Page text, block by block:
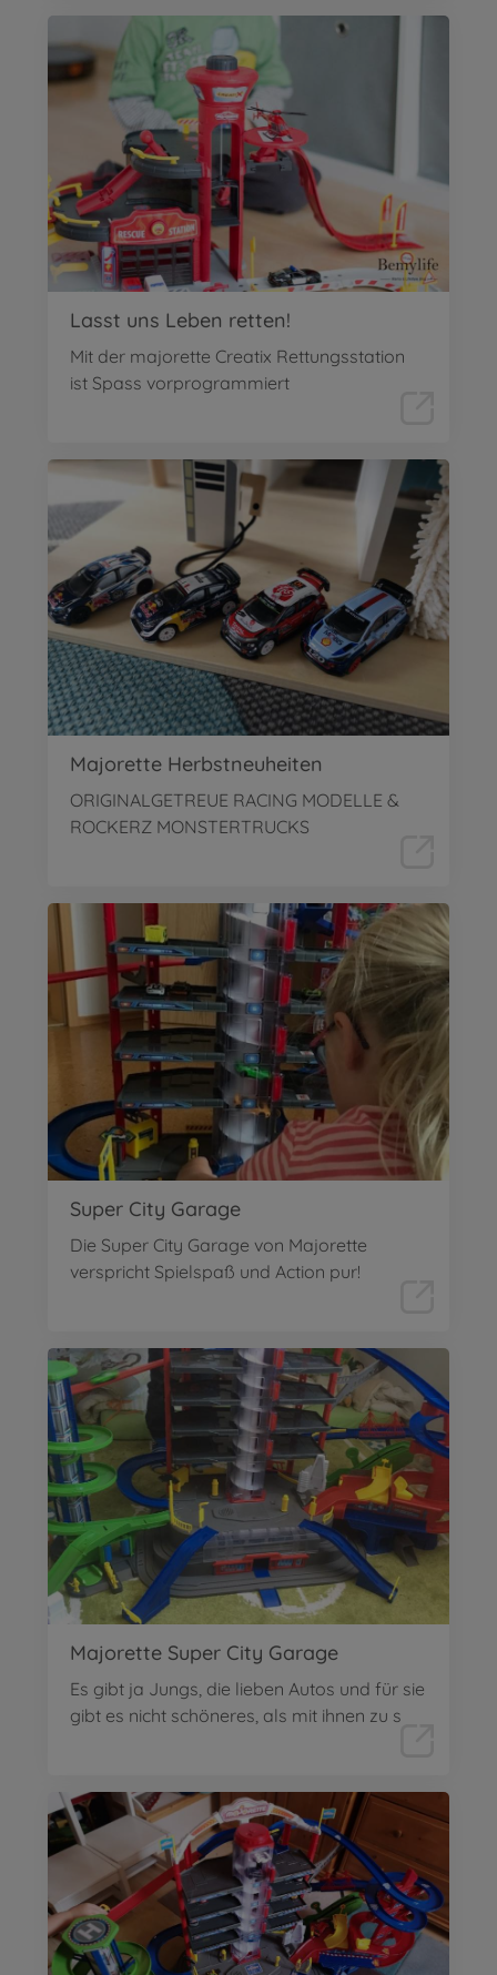
Lasst uns Leben retten!
Mit der majorette Creatix Rettungsstation
ist Spass vorprogrammiert
Majorette Herbstneuheiten
ORIGINALGETREUE RACING MODELLE &
ROCKERZ MONSTERTRUCKS
Super City Garage
Die Super City Garage von Majorette
verspricht Spielspaß und Action pur!
Majorette Super City Garage
Es gibt ja Jungs, die lieben Autos und für sie
gibt es nicht schöneres, als mit ihnen zu s